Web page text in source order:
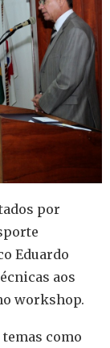
por
Eduardo
aos
workshop.
como